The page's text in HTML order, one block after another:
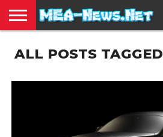
TERBARU
EDUKASI
HIBURAN
INSPIRASI
KESEHATAN
KULINER
OLAH
RAGA
OTOMOTIF
TRAVEL
JUAL
BELI
ALL POSTS